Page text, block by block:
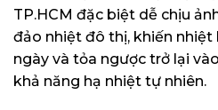
TP.HCM đặc biệt dễ chịu
đảo nhiệt đô thị, khiến
ngày và tỏa ngược trở lại
khả năng hạ nhiệt tự nhiên.